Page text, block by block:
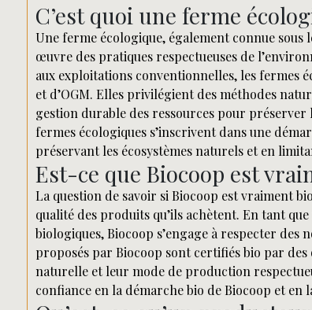
C’est quoi une ferme
Une ferme écologique, également connue
œuvre des pratiques respectueuses de
aux exploitations conventionnelles, les fermes
et d’OGM. Elles privilégient des méthodes
gestion durable des ressources pour préserver
fermes écologiques s’inscrivent dans une
préservant les écosystèmes naturels et en
Est-ce que Biocoop est
La question de savoir si Biocoop est vraiment
qualité des produits qu’ils achètent. En tant
biologiques, Biocoop s’engage à respecter
proposés par Biocoop sont certifiés bio par
naturelle et leur mode de production
confiance en la démarche bio de Biocoop et en